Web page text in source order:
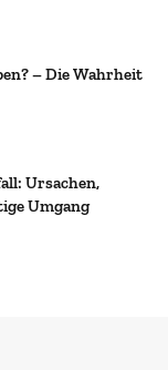
– Die Wahrheit
Ursachen,
Umgang